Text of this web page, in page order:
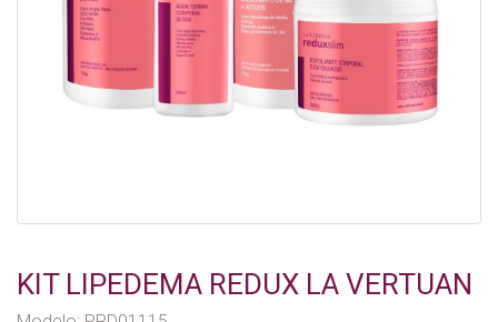
KIT LIPEDEMA REDUX LA VERTUAN